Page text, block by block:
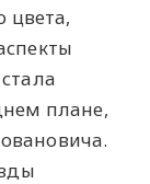
цвета,
плане,